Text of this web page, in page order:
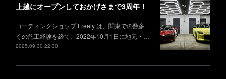
上越にオープンしておかげさまで3周年！
コーティングショップ Freely は、関東での数多
くの施工経験を経て、2022年10月1日に地元・…
2025.09.30 22:30